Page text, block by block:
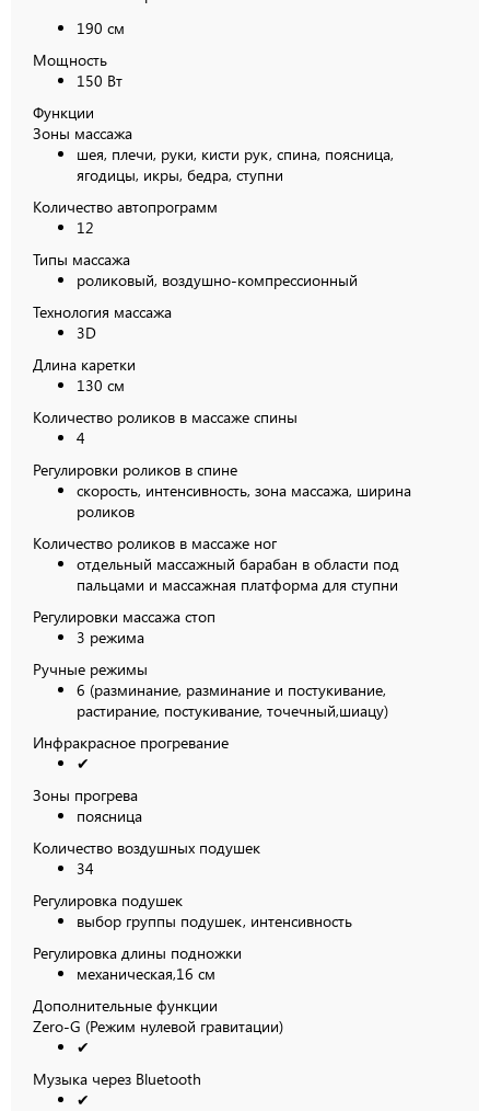
190 см
Мощность
150 Вт
Функции
Зоны массажа
шея, плечи, руки, кисти рук, спина, поясница,
ягодицы, икры, бедра, ступни
Количество автопрограмм
12
Типы массажа
роликовый, воздушно-компрессионный
Технология массажа
3D
Длина каретки
130 см
Количество роликов в массаже спины
4
Регулировки роликов в спине
скорость, интенсивность, зона массажа, ширина
роликов
Количество роликов в массаже ног
отдельный массажный барабан в области под
пальцами и массажная платформа для ступни
Регулировки массажа стоп
3 режима
Ручные режимы
6 (разминание, разминание и постукивание,
растирание, постукивание, точечный,шиацу)
Инфракрасное прогревание
✔
Зоны прогрева
поясница
Количество воздушных подушек
34
Регулировка подушек
выбор группы подушек, интенсивность
Регулировка длины подножки
механическая,16 см
Дополнительные функции
Zero-G (Режим нулевой гравитации)
✔
Музыка через Bluetooth
✔